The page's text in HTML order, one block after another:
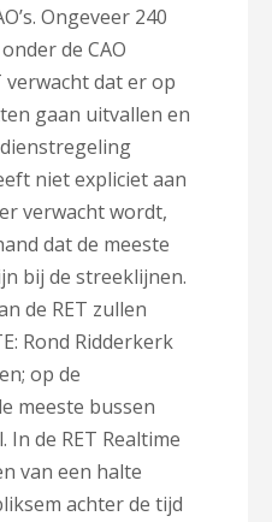
Ongeveer 240
de CAO
verwacht dat er op
gaan uitvallen en
niet expliciet aan
verwacht wordt,
dat de meeste
bij de streeklijnen.
de RET zullen
Rond Ridderkerk
op de
meeste bussen
de RET Realtime
van een halte
achter de tijd